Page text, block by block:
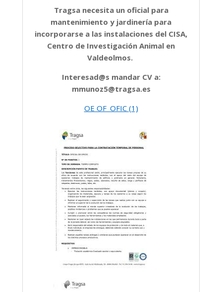
Tragsa necesita un oficial para
mantenimiento y jardinería para
incorporarse a las instalaciones del CISA,
Centro de Investigación Animal en
Valdeolmos.
Interesad@s mandar CV a:
mmunoz5@tragsa.es
OE OF_OFIC (1)